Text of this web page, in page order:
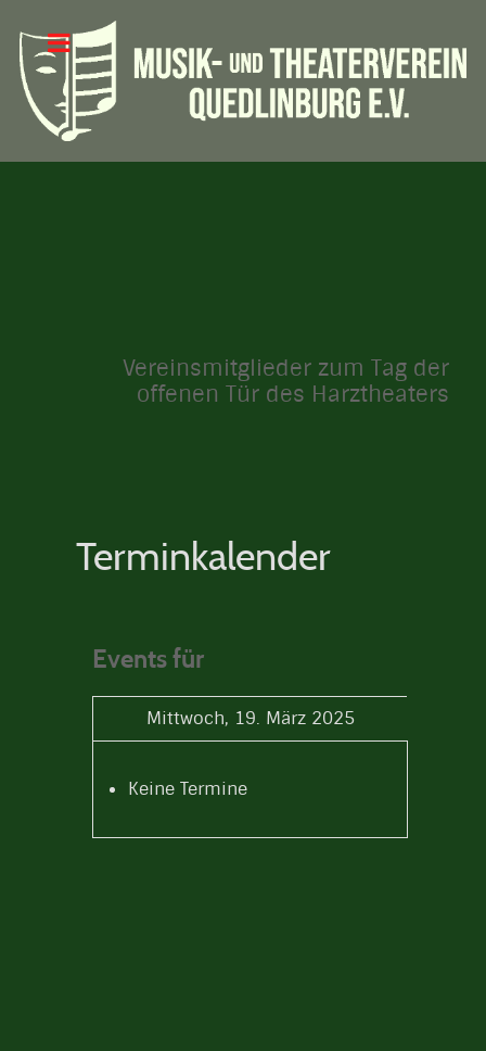
Vereinsmitglieder zum Tag der
offenen Tür des Harztheaters
Terminkalender
Events für
Mittwoch, 19. März 2025
Keine Termine